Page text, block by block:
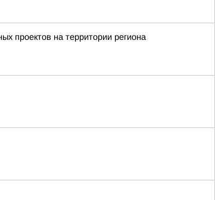
проектов на территории региона